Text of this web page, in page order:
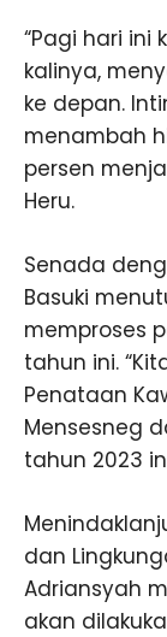
“Pagi hari ini
kalinya,
ke depan.
menambah
persen
Heru.
Senada
Basuki
memproses
tahun ini.
Penataan
Mensesneg
tahun 2023
dan
Adriansyah
akan